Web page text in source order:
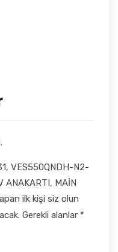
VES550QNDH-N2-
ANAKARTI, MAİN
ilk kişi siz olun
Gerekli alanlar *